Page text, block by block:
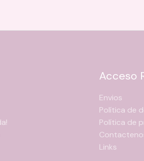
Acceso
Envios
Política de
Política de
Links